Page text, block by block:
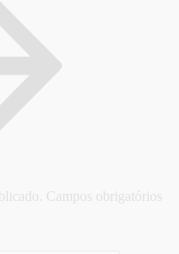
Campos obrigatórios